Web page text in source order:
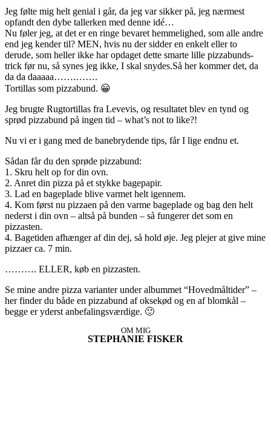
Jeg følte mig helt genial i går, da jeg var sikker på, jeg nærmest
opfandt den dybe tallerken med denne idé…
Nu føler jeg, at det er en ringe bevaret hemmelighed, som alle andre
end jeg kender til? MEN, hvis nu der sidder en enkelt eller to
derude, som heller ikke har opdaget dette smarte lille pizzabunds-
trick før nu, så synes jeg ikke, I skal snydes.Så her kommer det, da
da da daaaaa…….…….
Tortillas som pizzabund. 😀
Jeg brugte Rugtortillas fra Levevis, og resultatet blev en tynd og
sprød pizzabund på ingen tid – what’s not to like?!
Nu vi er i gang med de banebrydende tips, får I lige endnu et.
Sådan får du den sprøde pizzabund:
1. Skru helt op for din ovn.
2. Anret din pizza på et stykke bagepapir.
3. Lad en bageplade blive varmet helt igennem.
4. Kom først nu pizzaen på den varme bageplade og bag den helt
nederst i din ovn – altså på bunden – så fungerer det som en
pizzasten.
4. Bagetiden afhænger af din dej, så hold øje. Jeg plejer at give mine
pizzaer ca. 7 min.
………. ELLER, køb en pizzasten.
Se mine andre pizza varianter under albummet “Hovedmåltider” –
her finder du både en pizzabund af oksekød og en af blomkål –
begge er yderst anbefalingsværdige. 🙂
OM MIG
STEPHANIE FISKER